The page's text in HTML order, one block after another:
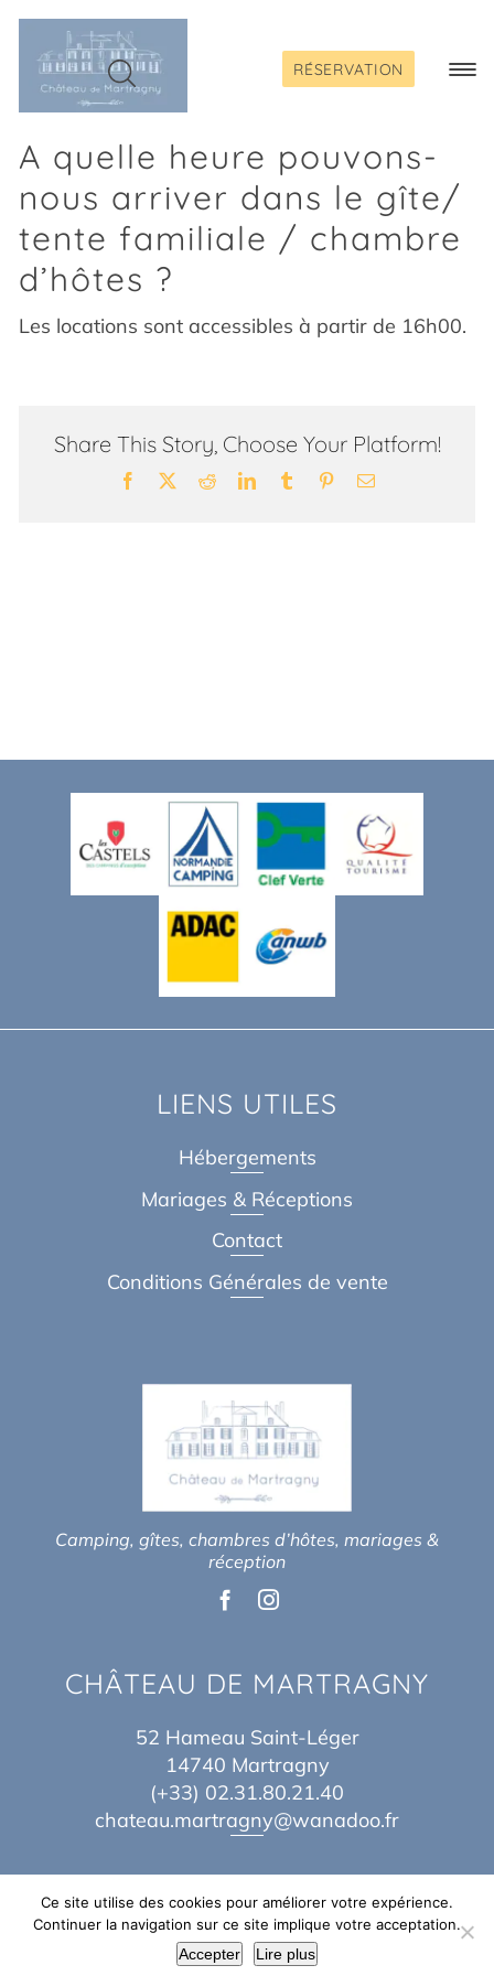
Passer
contenu
RÉSERVATION
A quelle heure pouvons-
nous arriver dans le gîte/
tente familiale / chambre
d’hôtes ?
Les locations sont accessibles à partir de 16h00.
Share This Story, Choose Your Platform!
Facebook RedditLinkedInTumblr PinterestEmail
LIENS UTILES
Hébergements
Mariages & Réceptions
Contact
Conditions Générales de vente
Camping, gîtes, chambres d’hôtes, mariages &
réception
CHÂTEAU DE MARTRAGNY
52 Hameau Saint-Léger
14740 Martragny
(+33) 02.31.80.21.40
chateau.martragny@wanadoo.fr
© Copyright 2017 – 2026 | By Théo Baes & Jordane Idn
| Tous Droits
Réservés |Mentions légales|Plan du site
Ce site utilise des cookies pour améliorer votre expérience.
Continuer la navigation sur ce site implique votre acceptation.
Accepter
Lire plus